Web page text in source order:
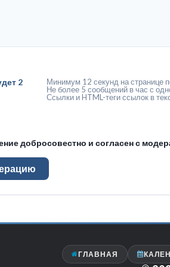
2
Минимум 12 секунд на странице
Не более 5 сообщений в час с
Ссылки и HTML-теги ссылок в
добросовестно и согласен с
ГЛАВНАЯ